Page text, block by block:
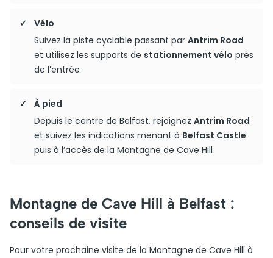
Vélo
Suivez la piste cyclable passant par Antrim Road
et utilisez les supports de stationnement vélo près
de l’entrée
À pied
Depuis le centre de Belfast, rejoignez Antrim Road
et suivez les indications menant à Belfast Castle
puis à l’accès de la Montagne de Cave Hill
Montagne de Cave Hill à Belfast :
conseils de visite
Pour votre prochaine visite de la Montagne de Cave Hill à